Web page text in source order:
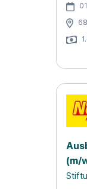
(m/